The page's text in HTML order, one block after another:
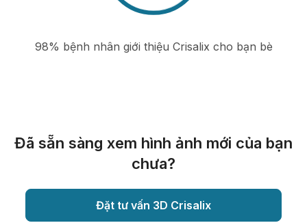
98% bệnh nhân giới thiệu Crisalix cho bạn bè
Đã sẵn sàng xem hình ảnh mới của bạn
chưa?
Đặt tư vấn 3D Crisalix